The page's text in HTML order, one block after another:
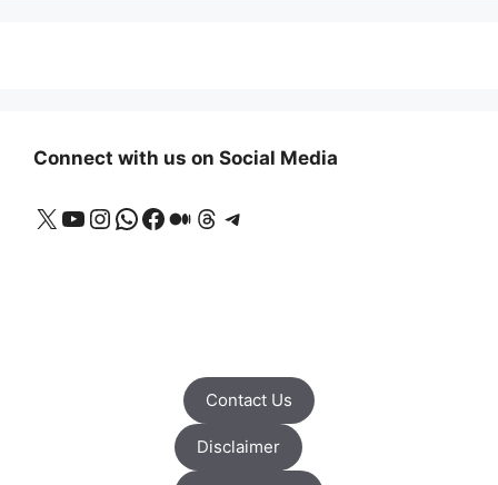
Connect with us on Social Media
X YouTube
Instagram
WhatsApp
Facebook
Medium
Threads
Telegram
Contact Us
Disclaimer